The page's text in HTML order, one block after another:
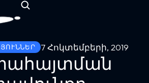
7 Հոկտեմբերի, 2019